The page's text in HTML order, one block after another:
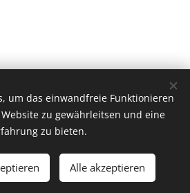
um das einwandfreie Funktionieren
zu gewährleitsen und eine
zu bieten.
Alle akzeptieren